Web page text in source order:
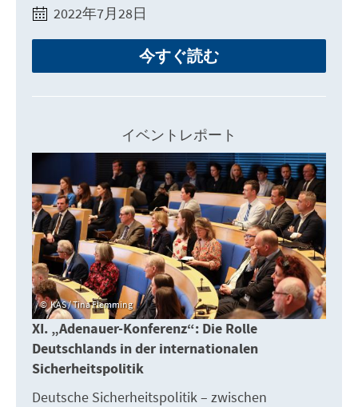
2022年7月28日
今すぐ読む
イベントレポート
KAS / Tina Flemming
XI. „Adenauer-Konferenz“: Die Rolle
Deutschlands in der internationalen
Sicherheitspolitik
Deutsche Sicherheitspolitik – zwischen